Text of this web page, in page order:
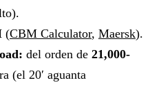
(CBM Calculator, Maersk).
del orden de 21,000-
(el 20′ aguanta